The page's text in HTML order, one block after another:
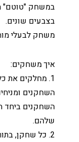
בצבעים שונים.
משחק לבעלי
איך משחקים:
1. מחלקים את
השחקנים
השחקנים ביחד
שלהם.
2. כל שחקן,